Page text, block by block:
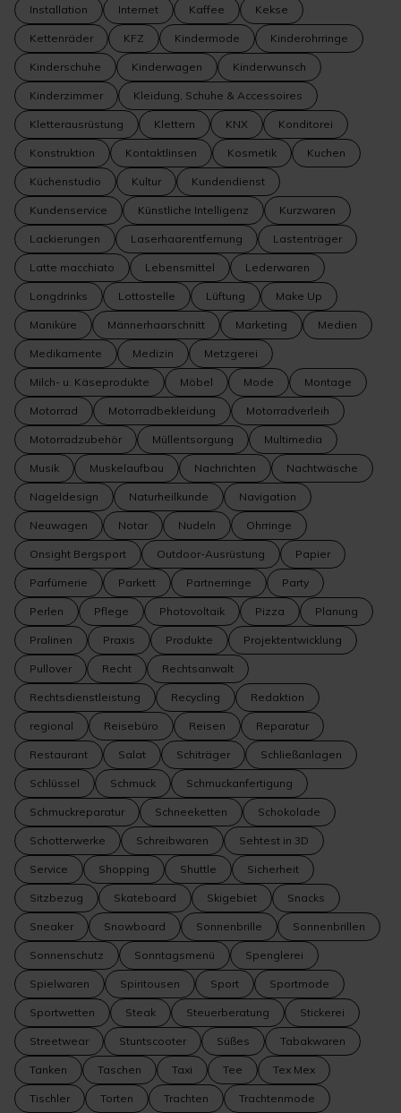
Installation Internet Kaffee Kekse
Kettenräder KFZ Kindermode Kinderohrringe
Kinderschuhe Kinderwagen Kinderwunsch
Kinderzimmer Kleidung, Schuhe & Accessoires
Kletterausrüstung Klettern KNX Konditorei
Konstruktion Kontaktlinsen Kosmetik Kuchen
Küchenstudio Kultur Kundendienst
Kundenservice Künstliche Intelligenz Kurzwaren
Lackierungen Laserhaarentfernung Lastenträger
Latte macchiato Lebensmittel Lederwaren
Longdrinks Lottostelle Lüftung Make Up
Maniküre Männerhaarschnitt Marketing Medien
Medikamente Medizin Metzgerei
Milch- u. Käseprodukte Möbel Mode Montage
Motorrad Motorradbekleidung Motorradverleih
Motorradzubehör Müllentsorgung Multimedia
Musik Muskelaufbau Nachrichten Nachtwäsche
Nageldesign Naturheilkunde Navigation
Neuwagen Notar Nudeln Ohrringe
Onsight Bergsport Outdoor-Ausrüstung Papier
Parfümerie Parkett Partnerringe Party
Perlen Pflege Photovoltaik Pizza Planung
Pralinen Praxis Produkte Projektentwicklung
Pullover Recht Rechtsanwalt
Rechtsdienstleistung Recycling Redaktion
regional Reisebüro Reisen Reparatur
Restaurant Salat Schiträger Schließanlagen
Schlüssel Schmuck Schmuckanfertigung
Schmuckreparatur Schneeketten Schokolade
Schotterwerke Schreibwaren Sehtest in 3D
Service Shopping Shuttle Sicherheit
Sitzbezug Skateboard Skigebiet Snacks
Sneaker Snowboard Sonnenbrille Sonnenbrillen
Sonnenschutz Sonntagsmenü Spenglerei
Spielwaren Spiritousen Sport Sportmode
Sportwetten Steak Steuerberatung Stickerei
Streetwear Stuntscooter Süßes Tabakwaren
Tanken Taschen Taxi Tee Tex Mex
Tischler Torten Trachten Trachtenmode